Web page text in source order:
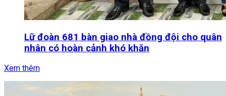
Lữ đoàn 681 bàn giao nhà đồng đội cho quân
nhân có hoàn cảnh khó khăn
Xem thêm